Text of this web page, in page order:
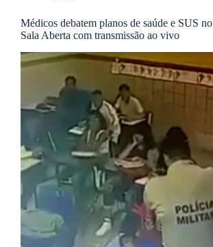
Médicos debatem planos de saúde e SUS no
Sala Aberta com transmissão ao vivo